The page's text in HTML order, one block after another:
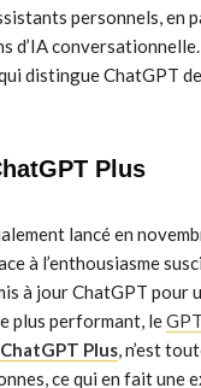
personnels, en
d’IA
distingue ChatGPT
Plus
lancé en
à l’enthousiasme
à jour ChatGPT pour
plus performant, le
ChatGPT Plus , n’est
ce qui en fait une